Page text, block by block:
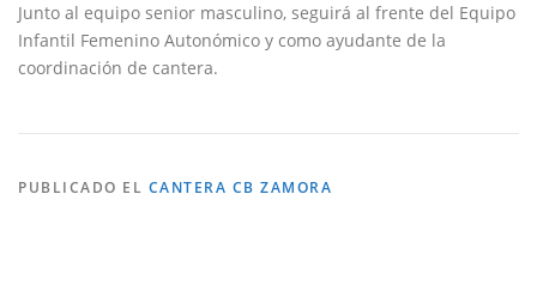
Junto al equipo senior masculino, seguirá al frente del Equipo
Infantil Femenino Autonómico y como ayudante de la
coordinación de cantera.
PUBLICADO EL CANTERA CB ZAMORA